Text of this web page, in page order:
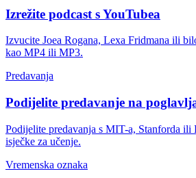
Izrežite podcast s YouTubea
Izvucite Joea Rogana, Lexa Fridmana ili
kao MP4 ili MP3.
Predavanja
Podijelite predavanje na
Podijelite predavanja s MIT-a, Stanforda ili
isječke za učenje.
Vremenska oznaka